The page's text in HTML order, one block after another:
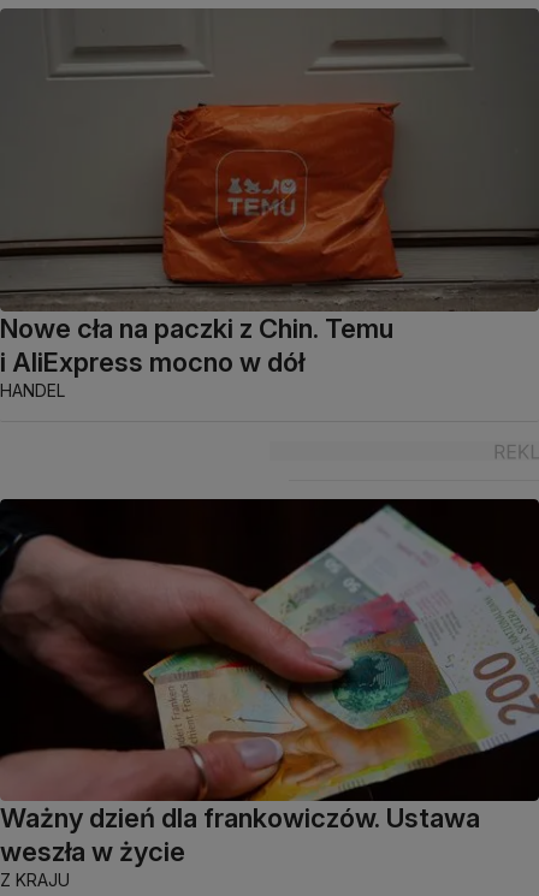
Nowe cła na paczki z Chin. Temu
i AliExpress mocno w dół
HANDEL
Ważny dzień dla frankowiczów. Ustawa
weszła w życie
Z KRAJU